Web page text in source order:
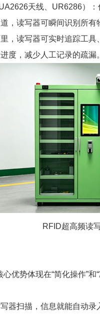
天线、UR6286）
，读写器可瞬间识别所
，读写器可实时追踪工
度，减少人工记录的疏漏
RFID超高频读
优势体现在“简化操作”和
器扫描，信息就能自动